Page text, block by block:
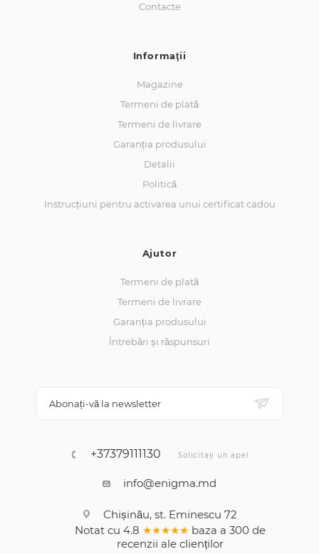
Contacte
Informaţii
Magazine
Termeni de plată
Termeni de livrare
Garanția produsului
Detalii
Politică
Instrucțiuni pentru activarea unui certificat cadou
Ajutor
Termeni de plată
Termeni de livrare
Garanția produsului
Întrebări și răspunsuri
Abonați-vă la newsletter
+37379111130 Solicitați un apel
info@enigma.md
Chișinău, st. Eminescu 72
Notat cu 4.8 ★★★★★ baza a 300 de
recenzii ale clienților